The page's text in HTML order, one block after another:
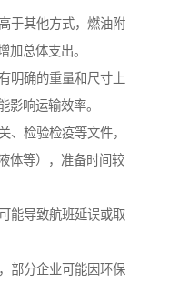
于其他方式，燃油附
加总体支出。
明确的重量和尺寸上
影响运输效率。
检验检疫等文件，
体等），准备时间较
能导致航班延误或取
部分企业可能因环保